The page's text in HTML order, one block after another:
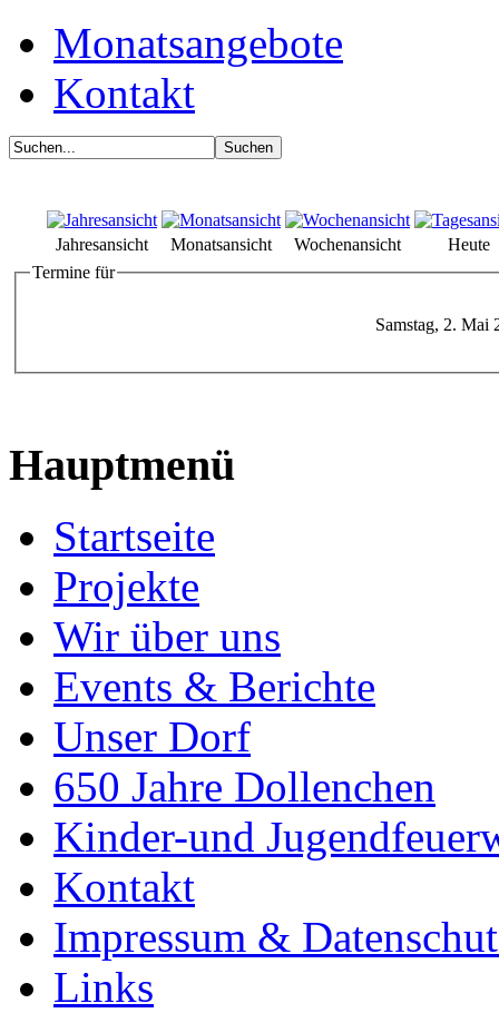
Monatsangebote
Kontakt
Jahresansicht Monatsansicht Wochenansicht
Heute
Termine für
Samstag, 2. Mai
Hauptmenü
Startseite
Projekte
Wir über uns
Events & Berichte
Unser Dorf
650 Jahre Dollenchen
Kinder-und
Kontakt
Impressum &
Links